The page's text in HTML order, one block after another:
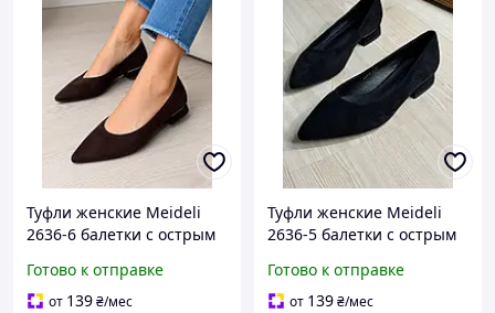
Туфли женские Meideli
2636-6 балетки с острым
коричневые, 36, 23 см
Готово к отправке
от 139₴/мес
Туфли женские Meideli
2636-5 балетки с острым
черные, 36, 23 см
Готово к отправке
от 139₴/мес